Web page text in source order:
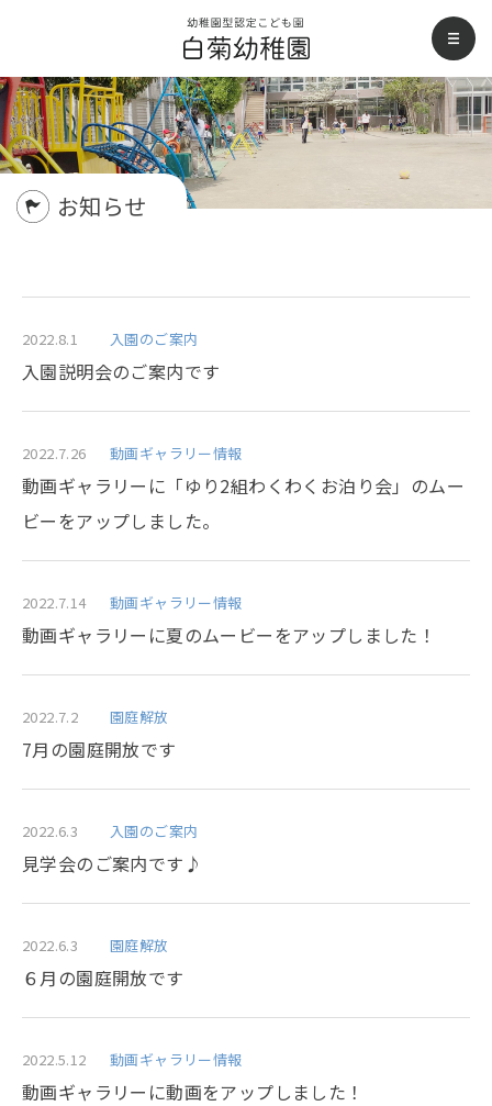
お知らせ
2022.8.1 入園のご案内
入園説明会のご案内です
2022.7.26 動画ギャラリー情報
動画ギャラリーに「ゆり2組わくわくお泊り会」のムー
ビーをアップしました。
2022.7.14 動画ギャラリー情報
動画ギャラリーに夏のムービーをアップしました！
2022.7.2 園庭解放
7月の園庭開放です
2022.6.3 入園のご案内
見学会のご案内です♪
2022.6.3 園庭解放
６月の園庭開放です
2022.5.12 動画ギャラリー情報
動画ギャラリーに動画をアップしました！